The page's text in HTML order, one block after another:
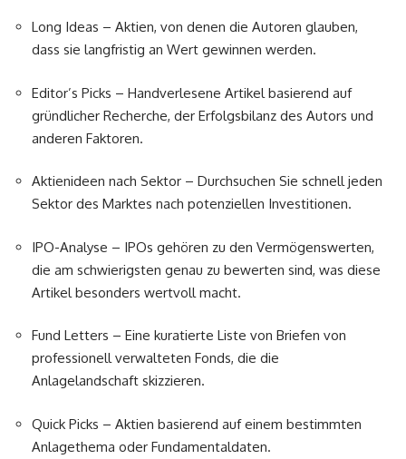
Long Ideas – Aktien, von denen die Autoren glauben,
dass sie langfristig an Wert gewinnen werden.
Editor’s Picks – Handverlesene Artikel basierend auf
gründlicher Recherche, der Erfolgsbilanz des Autors und
anderen Faktoren.
Aktienideen nach Sektor – Durchsuchen Sie schnell jeden
Sektor des Marktes nach potenziellen Investitionen.
IPO-Analyse – IPOs gehören zu den Vermögenswerten,
die am schwierigsten genau zu bewerten sind, was diese
Artikel besonders wertvoll macht.
Fund Letters – Eine kuratierte Liste von Briefen von
professionell verwalteten Fonds, die die
Anlagelandschaft skizzieren.
Quick Picks – Aktien basierend auf einem bestimmten
Anlagethema oder Fundamentaldaten.